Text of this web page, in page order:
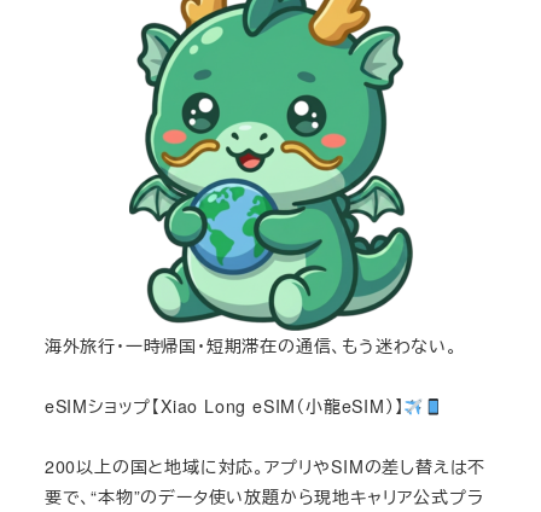
海外旅行・一時帰国・短期滞在の通信、もう迷わない。
eSIMショップ【Xiao Long eSIM（小龍eSIM）】
200以上の国と地域に対応。アプリやSIMの差し替えは不
要で、“本物”のデータ使い放題から現地キャリア公式プラ